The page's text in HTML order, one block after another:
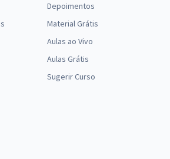
Geral de Ações Socioeducativas do Rio de
R$33,33
Economize R$ 99,98 (-20%)
Geral de Ações Socioeducativas do Rio de
Depoimentos
Material Grátis
Aulas ao Vivo
Aulas Grátis
Sugerir Curso